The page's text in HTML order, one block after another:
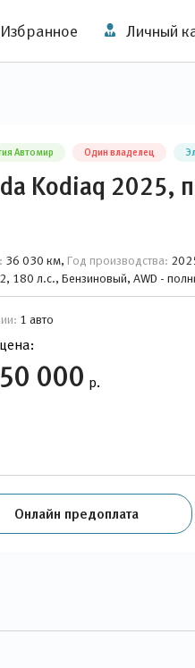
Избранное Личный
Автомир Один владелец
Kodiaq 2025,
36 030 км, Год производства:
180 л.с., Бензиновый, AWD -
1 авто
000 р.
Онлайн предоплата